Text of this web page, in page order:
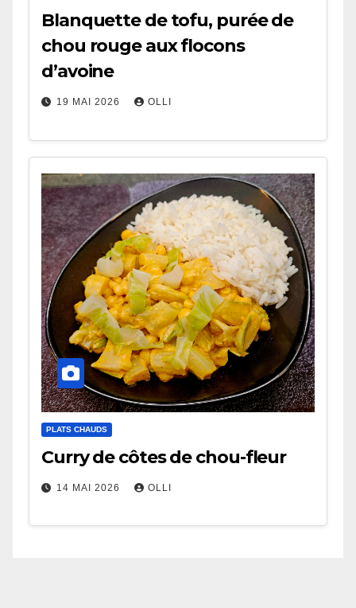
Blanquette de tofu, purée de
chou rouge aux flocons
d’avoine
19 MAI 2026 OLLI
PLATS CHAUDS
Curry de côtes de chou-fleur
14 MAI 2026 OLLI